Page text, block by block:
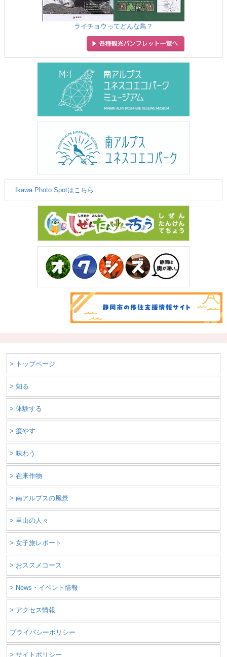
ライチョウってどんな鳥？
Ikawa Photo Spotはこちら
> トップページ
> 知る
> 体験する
> 癒やす
> 味わう
> 在来作物
> 南アルプスの風景
> 里山の人々
> 女子旅レポート
> おススメコース
> News・イベント情報
> アクセス情報
プライバシーポリシー
> サイトポリシー